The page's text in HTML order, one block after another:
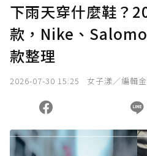
下雨天穿什麼鞋？
款，Nike、
款整理
2026-07-30 15:25 女子漾／編輯